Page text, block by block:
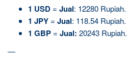
1 USD = Jual: 12280 Rupiah.
1 JPY = Jual: 118.54 Rupiah.
1 GBP = Jual: 20243 Rupiah.
—